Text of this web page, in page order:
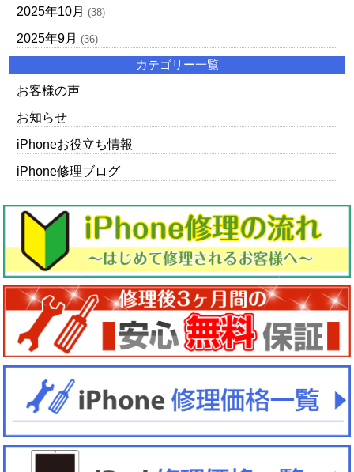
2025年10月 (38)
2025年9月 (36)
カテゴリー一覧
お客様の声
お知らせ
iPhoneお役立ち情報
iPhone修理ブログ